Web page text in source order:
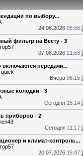
по выбору...
24.06.2026 05:56
фильтр на Весту - 3
07.08.2026 21:53
включаются передачи...
Вчера 06:15
колодки - 3
Сегодня 15:14
приборов - 2
Сегодня 11:17
и климат-контроль...
20.07.2026 15:47